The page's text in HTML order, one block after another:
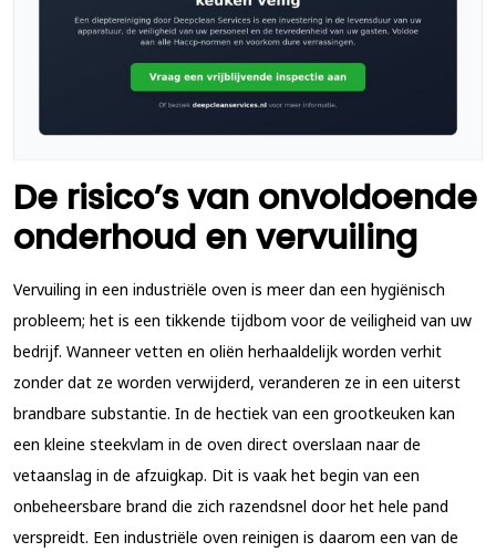
De risico’s van onvoldoende
onderhoud en vervuiling
Vervuiling in een industriële oven is meer dan een hygiënisch
probleem; het is een tikkende tijdbom voor de veiligheid van uw
bedrijf. Wanneer vetten en oliën herhaaldelijk worden verhit
zonder dat ze worden verwijderd, veranderen ze in een uiterst
brandbare substantie. In de hectiek van een grootkeuken kan
een kleine steekvlam in de oven direct overslaan naar de
vetaanslag in de afzuigkap. Dit is vaak het begin van een
onbeheersbare brand die zich razendsnel door het hele pand
verspreidt. Een industriële oven reinigen is daarom een van de